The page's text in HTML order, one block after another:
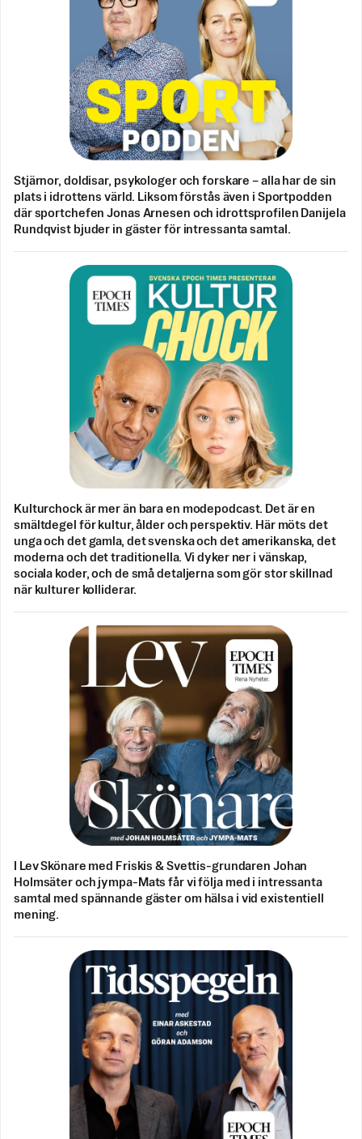
Stjärnor, doldisar, psykologer och forskare – alla har de sin
plats i idrottens värld. Liksom förstås även i Sportpodden
där sportchefen Jonas Arnesen och idrottsprofilen Danijela
Rundqvist bjuder in gäster för intressanta samtal.
Kulturchock är mer än bara en modepodcast. Det är en
smältdegel för kultur, ålder och perspektiv. Här möts det
unga och det gamla, det svenska och det amerikanska, det
moderna och det traditionella. Vi dyker ner i vänskap,
sociala koder, och de små detaljerna som gör stor skillnad
när kulturer kolliderar.
I Lev Skönare med Friskis & Svettis-grundaren Johan
Holmsäter och jympa-Mats får vi följa med i intressanta
samtal med spännande gäster om hälsa i vid existentiell
mening.